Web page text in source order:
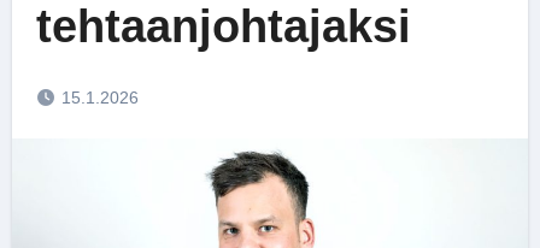
tehtaanjohtajaksi
15.1.2026